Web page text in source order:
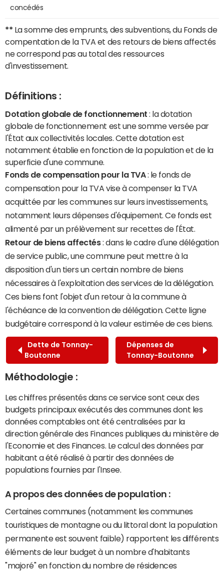
concédés
** La somme des emprunts, des subventions, du Fonds de
compentation de la TVA et des retours de biens affectés
ne correspond pas au total des ressources
d'investissement.
Définitions :
Dotation globale de fonctionnement : la dotation
globale de fonctionnement est une somme versée par
l'État aux collectivités locales. Cette dotation est
notamment établie en fonction de la population et de la
superficie d'une commune.
Fonds de compensation pour la TVA: le fonds de
compensation pour la TVA vise à compenser la TVA
acquittée par les communes sur leurs investissements,
notamment leurs dépenses d'équipement. Ce fonds est
alimenté par un prélèvement sur recettes de l'État.
Retour de biens affectés: dans le cadre d'une délégation
de service public, une commune peut mettre à la
disposition d'un tiers un certain nombre de biens
nécessaires à l'exploitation des services de la délégation.
Ces biens font l'objet d'un retour à la commune à
l'échéance de la convention de délégation. Cette ligne
budgétaire correspond à la valeur estimée de ces biens.
Dette de Tonnay-
Boutonne
Dépenses de
Tonnay-Boutonne
Méthodologie :
Les chiffres présentés dans ce service sont ceux des
budgets principaux exécutés des communes dont les
données comptables ont été centralisées par la
direction générale des Finances publiques du ministère de
l'Economie et des Finances. Le calcul des données par
habitant a été réalisé à partir des données de
populations fournies par l'Insee.
A propos des données de population :
Certaines communes (notamment les communes
touristiques de montagne ou du littoral dont la population
permanente est souvent faible) rapportent les différents
éléments de leur budget à un nombre d'habitants
"majoré" en fonction du nombre de résidences